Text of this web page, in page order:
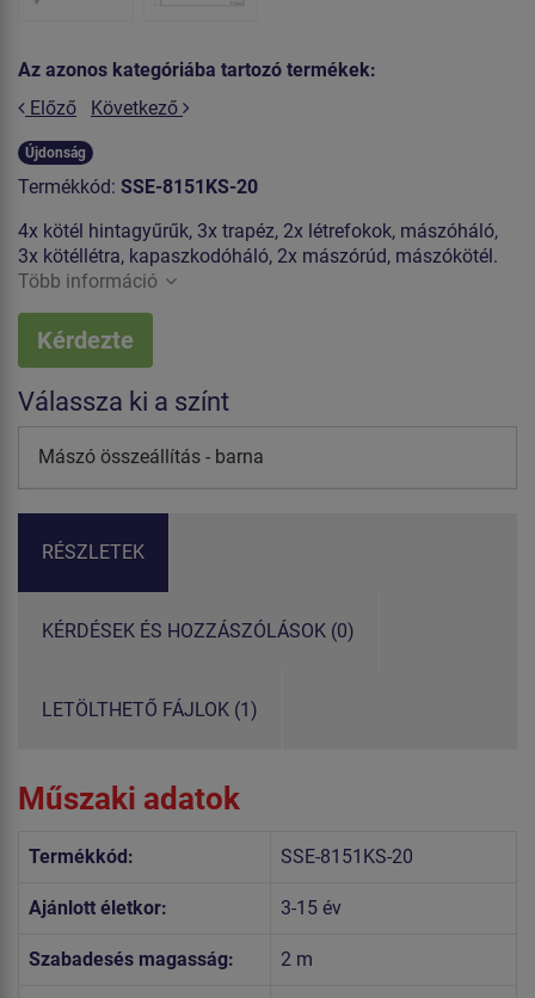
Az azonos kategóriába tartozó termékek:
Előző
Következő
Újdonság
Termékkód: SSE-8151KS-20
4x kötél hintagyűrűk, 3x trapéz, 2x létrefokok, mászóháló,
3x kötéllétra, kapaszkodóháló, 2x mászórúd, mászókötél.
Több információ
Kérdezte
Válassza ki a színt
Mászó összeállítás - barna
RÉSZLETEK
KÉRDÉSEK ÉS HOZZÁSZÓLÁSOK (0)
LETÖLTHETŐ FÁJLOK (1)
Műszaki adatok
Termékkód: SSE-8151KS-20
Ajánlott életkor: 3-15 év
Szabadesés magasság: 2 m